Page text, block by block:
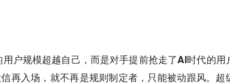
户规模超越自己，而是对手提前抢走了AI时代的用
再入场，就不再是规则制定者，只能被动跟风。超